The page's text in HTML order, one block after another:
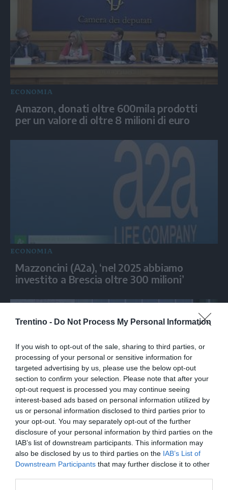
Trentino - Do Not Process My Personal Information
If you wish to opt-out of the sale, sharing to third parties, or
processing of your personal or sensitive information for
targeted advertising by us, please use the below opt-out
section to confirm your selection. Please note that after your
opt-out request is processed you may continue seeing
interest-based ads based on personal information utilized by
us or personal information disclosed to third parties prior to
your opt-out. You may separately opt-out of the further
disclosure of your personal information by third parties on the
IAB’s list of downstream participants. This information may
also be disclosed by us to third parties on the IAB’s List of
Downstream Participants that may further disclose it to other
ECONOMIA
Amazon, donati oltre 600mila prodotti
per un valore di oltre 8 milioni di euro
ECONOMIA
Mazzoncini (A2a), ‘nel 2025 abbiamo
investito a Brescia oltre 300 milioni’
ECONOMIA
Finanza e Aerospazio, a Torino le sfide di
un settore strategico per lo sviluppo